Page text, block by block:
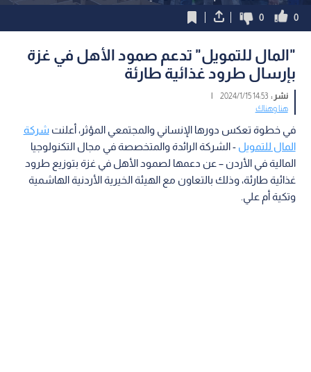
0
0
"المال للتمويل" تدعم صمود الأهل في غزة
بإرسال طرود غذائية طارئة
نشر :14:53 2024/1/15
|
هنا وهناك
في خطوة تعكس دورها الإنساني والمجتمعي المؤثر، أعلنتشركة
المال للتمويل - الشركة الرائدة والمتخصصة في مجال التكنولوجيا
المالية في الأردن – عن دعمها لصمود الأهل في غزة بتوزيع طرود
غذائية طارئة، وذلك بالتعاون مع الهيئة الخيرية الأردنية الهاشمية
وتكية أم علي.